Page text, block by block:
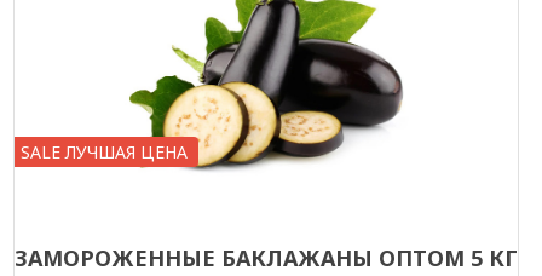
SALE ЛУЧШАЯ ЦЕНА
ЗАМОРОЖЕННЫЕ БАКЛАЖАНЫ ОПТОМ 5 КГ